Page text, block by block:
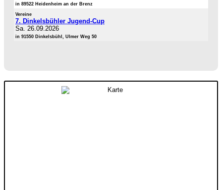
in 89522 Heidenheim an der Brenz
Vereine
7. Dinkelsbühler Jugend-Cup
Sa. 26.09.2026
in 91550 Dinkelsbühl, Ulmer Weg 50